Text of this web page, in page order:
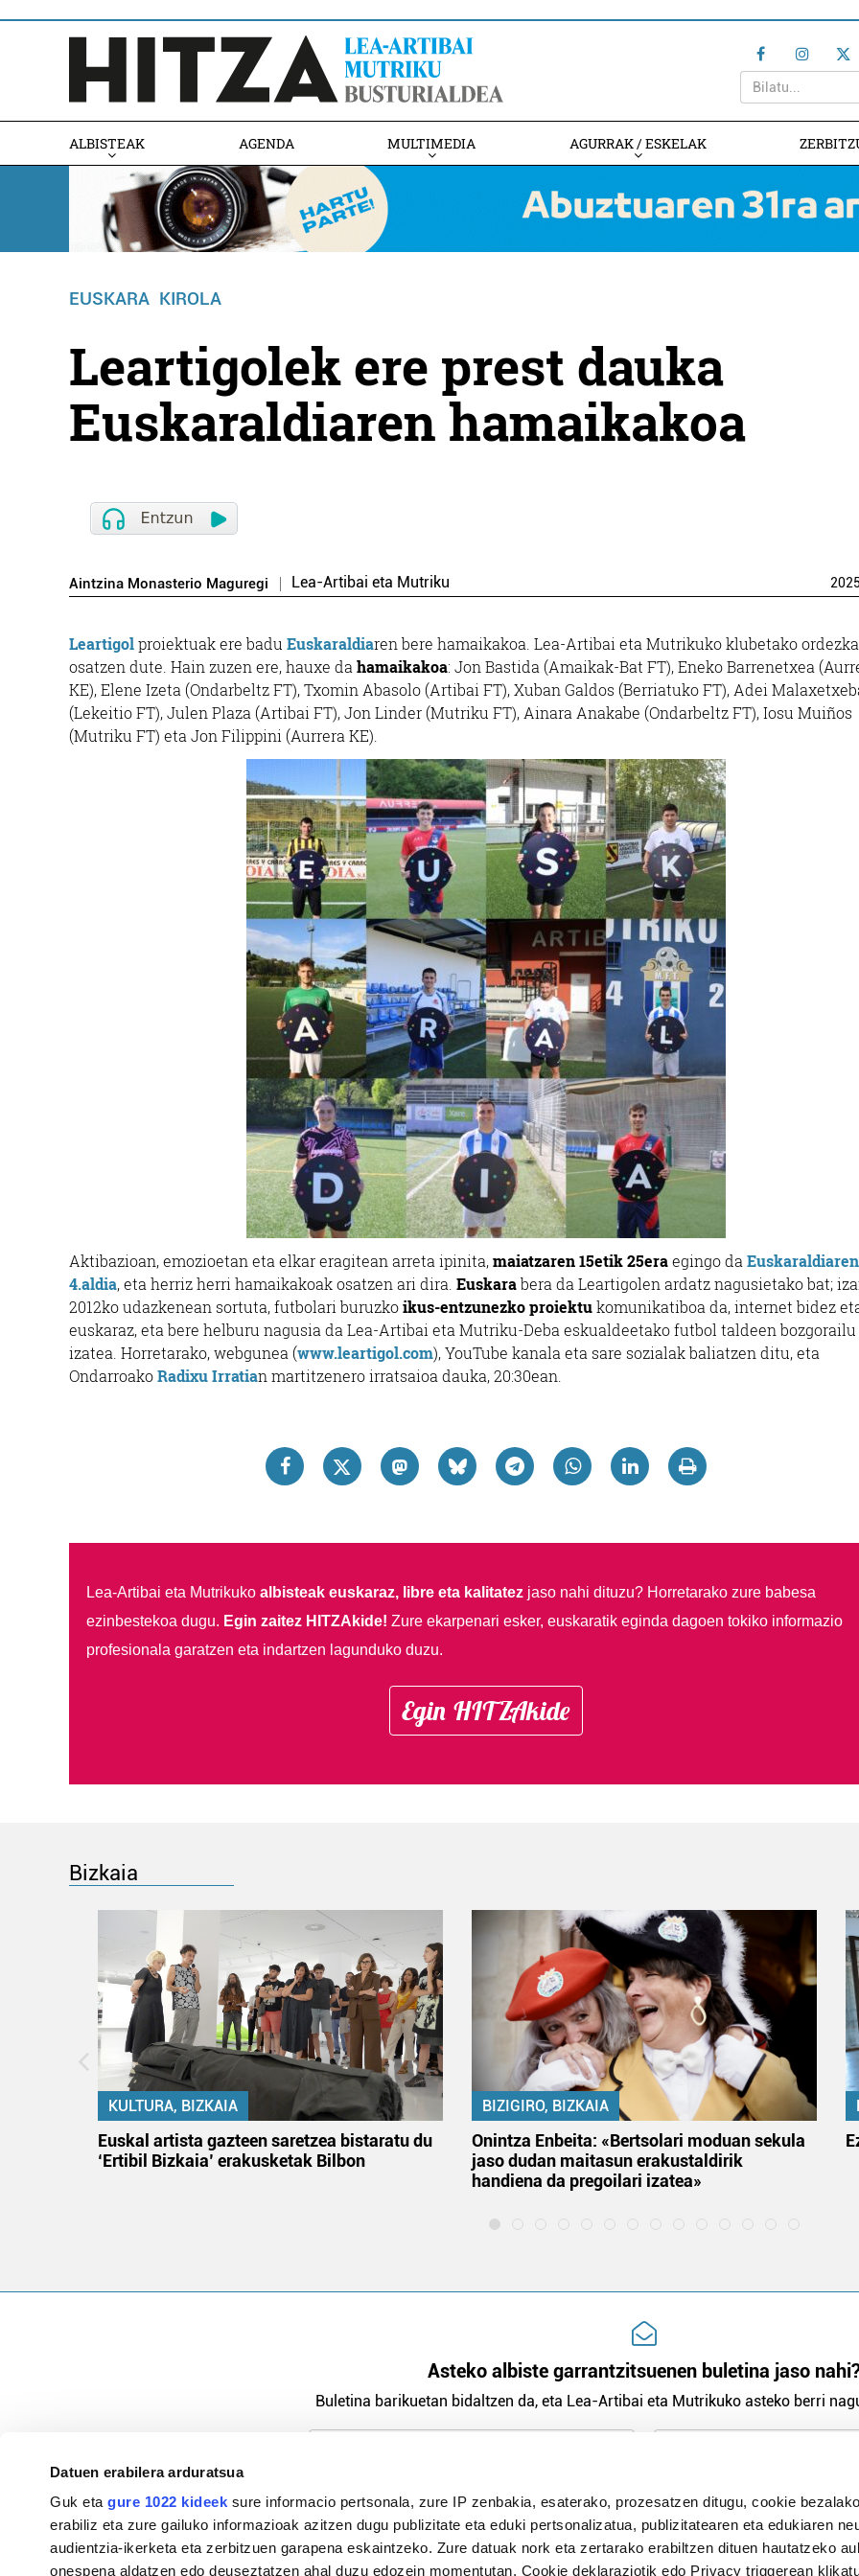
Datuen erabilera arduratsua
Guk etagure 1022 kideek sure informacio pertsonala, zure IP zenbakia, esaterako, prozesatzen ditugu, cookie
erabiliz eta zure gailuko informazioak azitzen dugu publizitate eta eduki pertsonalizatua, publizitatearen eta edukiaren
audientzia-ikerketa eta zerbitzuen garapena eskaintzeko. Zure datuak nork eta zertarako erabiltzen dituen hautatzeko
onespena aldatzen edo deuseztatzen ahal duzu edozein momentutan, Cookie deklaraziotik edo Privacy triggerean
ALBISTEAK AGENDA MULTIMEDIA AGURRAK / ESKELAK
EUSKARA KIROLA
Leartigolek ere prest dauka
Euskaraldiaren hamaikakoa
Aintzina Monasterio Maguregi Lea-Artibai eta Mutriku
Leartigolproiektuak ere badu Euskaraldiaren bere hamaikakoa. Lea-Artibai eta Mutrikuko klubetako
osatzen dute. Hain zuzen ere, hauxe da hamaikakoa: Jon Bastida (Amaikak-Bat FT), Eneko Barrenetxea
KE), Elene Izeta (Ondarbeltz FT), Txomin Abasolo (Artibai FT), Xuban Galdos (Berriatuko FT), Adei
(Lekeitio FT), Julen Plaza (Artibai FT), Jon Linder (Mutriku FT), Ainara Anakabe (Ondarbeltz FT), Iosu Muiños
(Mutriku FT) eta Jon Filippini (Aurrera KE).
Aktibazioan, emozioetan eta elkar eragitean arreta ipinita,maiatzaren 15etik 25eraegingo da Euskaraldiaren
4.aldia, eta herriz herri hamaikakoak osatzen ari dira. Euskarabera da Leartigolen ardatz nagusietako bat;
2012ko udazkenean sortuta, futbolari buruzkoikus-entzunezko proiektukomunikatiboa da, internet bidez
euskaraz, eta bere helburu nagusia da Lea-Artibai eta Mutriku-Deba eskualdeetako futbol taldeen bozgorailu
izatea. Horretarako, webgunea (www.leartigol.com), YouTube kanala eta sare sozialak baliatzen ditu, eta
OndarroakoRadixu Irratian martitzenero irratsaioa dauka, 20:30ean.
Lea-Artibai eta Mutrikuko albisteak euskaraz, libre eta kalitatezjaso nahi dituzu? Horretarako zure babesa
ezinbestekoa dugu. Egin zaitez HITZAkide! Zure ekarpenari esker, euskaratik eginda dagoen tokiko informazio
profesionala garatzen eta indartzen lagunduko duzu.
Egin HITZAkide
Bizkaia
KULTURA, BIZKAIA
Euskal artista gazteen saretzea bistaratu du
‘Ertibil Bizkaia’ erakusketak Bilbon
BIZIGIRO, BIZKAIA
Onintza Enbeita: «Bertsolari moduan sekula
jaso dudan maitasun erakustaldirik
handiena da pregoilari izatea»
Asteko albiste garrantzitsuenen buletina jaso
Buletina barikuetan bidaltzen da, eta Lea-Artibai eta Mutrikuko asteko berri